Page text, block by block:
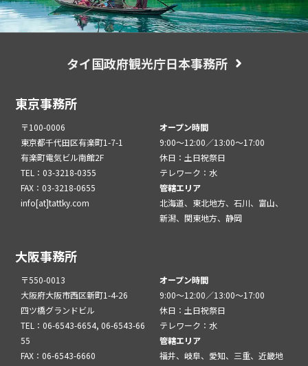
タイ国政府観光庁日本事務所
東京事務所
〒100-0006
東京都千代田区有楽町1-7-1
有楽町電気ビル南館2F
TEL：03-3218-0355
FAX：03-3218-0655
info[at]tattky.com
オープン時間
9:00～12:00／13:00～17:00
休日：土日祝祭日
テレワーク：水
管轄エリア
北海道、東北地方、石川、富山、
新潟、関東地方、静岡
大阪事務所
〒550-0013
大阪府大阪市西区新町1-4-26
四ツ橋グランドビル
TEL：06-6543-6654, 06-6543-66
55
FAX：06-6543-6660
オープン時間
9:00～12:00／13:00～17:00
休日：土日祝祭日
テレワーク：水
管轄エリア
福井、岐阜、愛知、三重、近畿地